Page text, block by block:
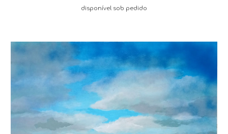
disponível sob pedido